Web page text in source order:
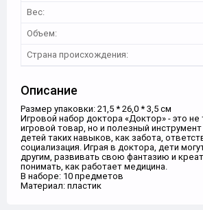
Вес:
Объем:
Страна происхождения:
Описание
Размер упаковки: 21,5 * 26,0 * 3,5 см
Игровой набор доктора «Доктор» - это
игровой товар, но и полезный
детей таких навыков, как забота,
социализация. Играя в доктора, дети
другим, развивать свою фантазию и
понимать, как работает медицина.
В наборе: 10 предметов
Материал: пластик